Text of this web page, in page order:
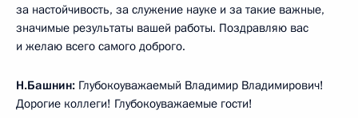
за настойчивость, за служение науке и за такие важные,
значимые результаты вашей работы. Поздравляю вас
и желаю всего самого доброго.
Н.Башнин: Глубокоуважаемый Владимир Владимирович!
Дорогие коллеги! Глубокоуважаемые гости!